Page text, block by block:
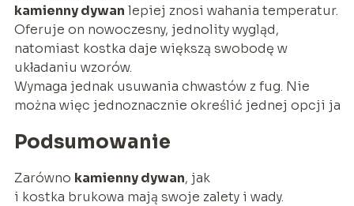
kamienny dywan lepiej znosi wahania temperatur.
Oferuje on nowoczesny, jednolity wygląd,
natomiast kostka daje większą swobodę w
układaniu wzorów.
Wymaga jednak usuwania chwastów z fug. Nie
można więc jednoznacznie określić jednej opcji
Podsumowanie
Zarówno kamienny dywan, jak
i kostka brukowa mają swoje zalety i wady.